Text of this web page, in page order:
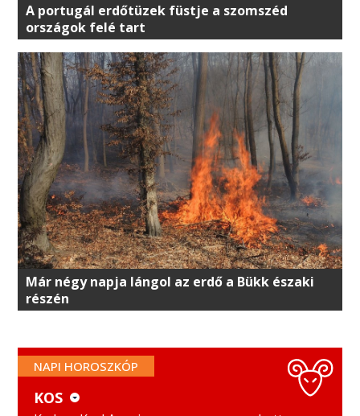
A portugál erdőtüzek füstje a szomszéd
országok felé tart
Már négy napja lángol az erdő a Bükk északi
részén
NAPI HOROSZKÓP
KOS
KOS